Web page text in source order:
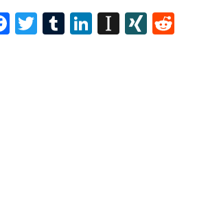
Facebook
TwitterTumblrLinkedIn